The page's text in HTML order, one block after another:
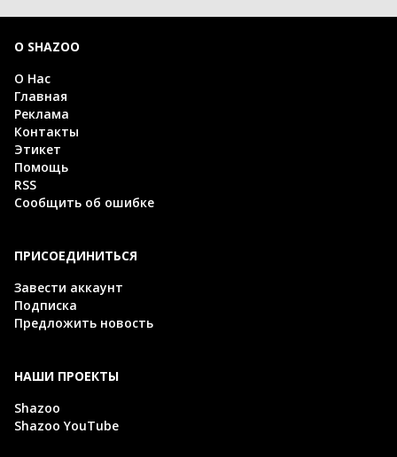
О SHAZOO
О Нас
Главная
Реклама
Контакты
Этикет
Помощь
RSS
Сообщить об ошибке
ПРИСОЕДИНИТЬСЯ
Завести аккаунт
Подписка
Предложить новость
НАШИ ПРОЕКТЫ
Shazoo
Shazoo YouTube